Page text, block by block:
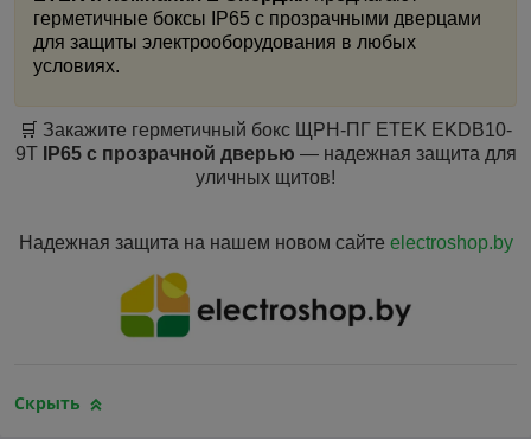
герметичные боксы IP65 с прозрачными дверцами
для защиты электрооборудования в любых
условиях.
🛒 Закажите герметичный бокс ЩРН-ПГ ETEK EKDB10-
9T
IP65 с прозрачной дверью — надежная защита для
уличных щитов!
Надежная защита на нашем новом сайте electroshop.by
Скрыть